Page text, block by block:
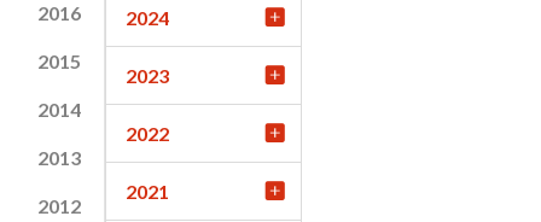
2016
2015
2014
2013
2012
2024
2023
2022
2021